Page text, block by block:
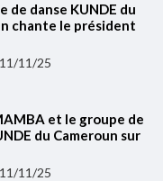
de danse KUNDE du
chante le président
au TÎ-Ï FESTIVAL
11/11/25
et le groupe de
du Cameroun sur
Ï FESTIVAL 2025
11/11/25